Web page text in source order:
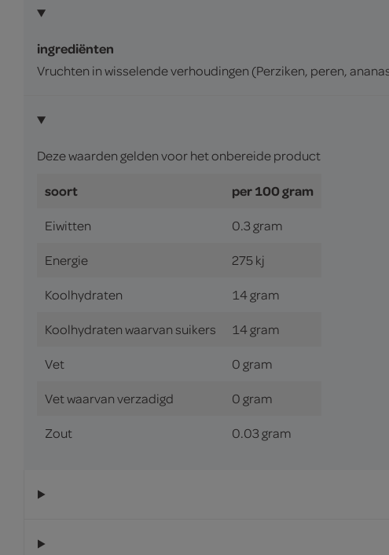
ingrediënten
Vruchten in wisselende verhoudingen (Perziken, peren,
Deze waarden gelden voor het onbereide product
soort per 100 gram
Eiwitten 0.3 gram
Energie 275 kj
Koolhydraten 14 gram
Koolhydraten waarvan suikers 14 gram
Vet 0 gram
Vet waarvan verzadigd 0 gram
Zout 0.03 gram